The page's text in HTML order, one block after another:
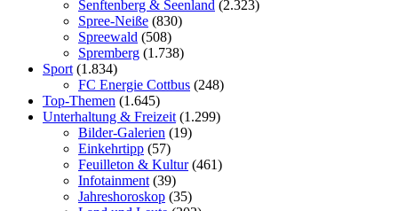
Senftenberg & Seenland (2.323)
Spree-Neiße (830)
Spreewald (508)
Spremberg (1.738)
Sport (1.834)
FC Energie Cottbus (248)
Top-Themen (1.645)
Unterhaltung & Freizeit (1.299)
Bilder-Galerien (19)
Einkehrtipp (57)
Feuilleton & Kultur(461)
Infotainment (39)
Jahreshoroskop (35)